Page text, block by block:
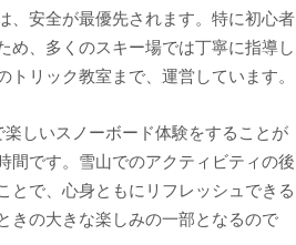
、安全が最優先されます。特に初心者
め、多くのスキー場では丁寧に指導し
リック教室まで、運営しています。
しいスノーボード体験をすることが
間です。雪山でのアクティビティの後
とで、心身ともにリフレッシュできる
きの大きな楽しみの一部となるので